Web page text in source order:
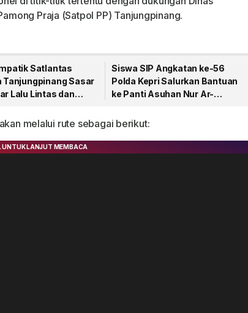
Praja (Satpol PP) Tanjungpinang.
Satlantas
Tanjungpinang Sasar
Lalu Lintas dan
Siswa SIP Angkatan ke-56
Polda Kepri Salurkan Bantuan
ke Panti Asuhan Nur Ar-
melalui rute sebagai berikut: